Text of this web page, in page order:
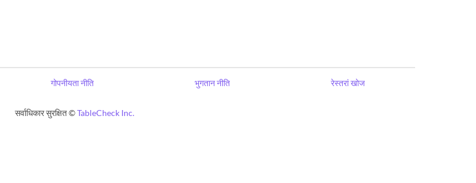
गोपनीयता नीति भुगतान नीति रेस्तरां खोज
सर्वाधिकार सुरक्षित ©TableCheck Inc.